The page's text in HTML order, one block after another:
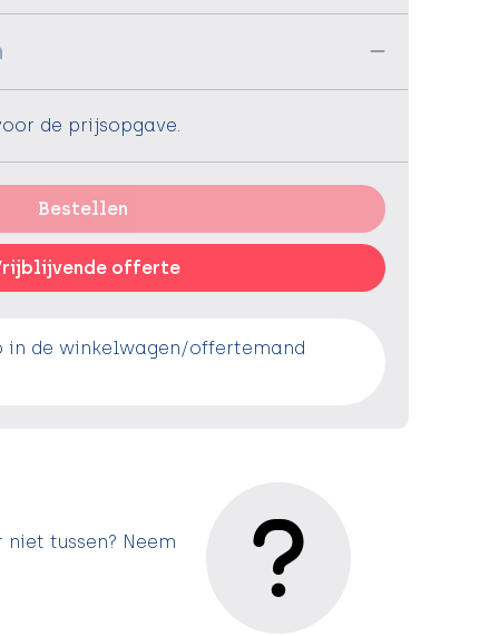
de prijsopgave.
Bestellen
offerte
in de winkelwagen/offertemand
tussen? Neem